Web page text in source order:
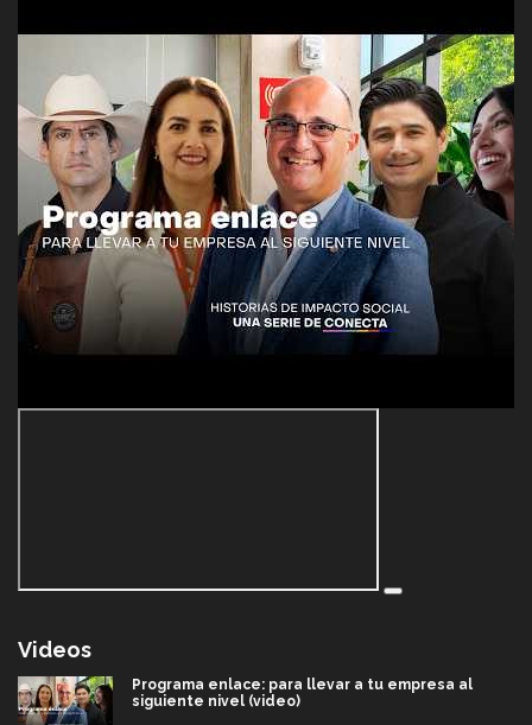
Videos
Programa enlace: para llevar a tu empresa al
siguiente nivel (video)